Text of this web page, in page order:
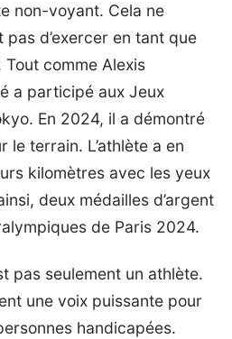
non-voyant. Cela ne
pas d’exercer en tant que
comme Alexis
a participé aux Jeux
En 2024, il a démontré
le terrain. L’athlète a en
kilomètres avec les yeux
deux médailles d’argent
de Paris 2024.
pas seulement un athlète.
une voix puissante pour
handicapées.